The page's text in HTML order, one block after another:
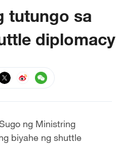
tutungo sa
diplomacy
ng Ministring
biyahe ng shuttle